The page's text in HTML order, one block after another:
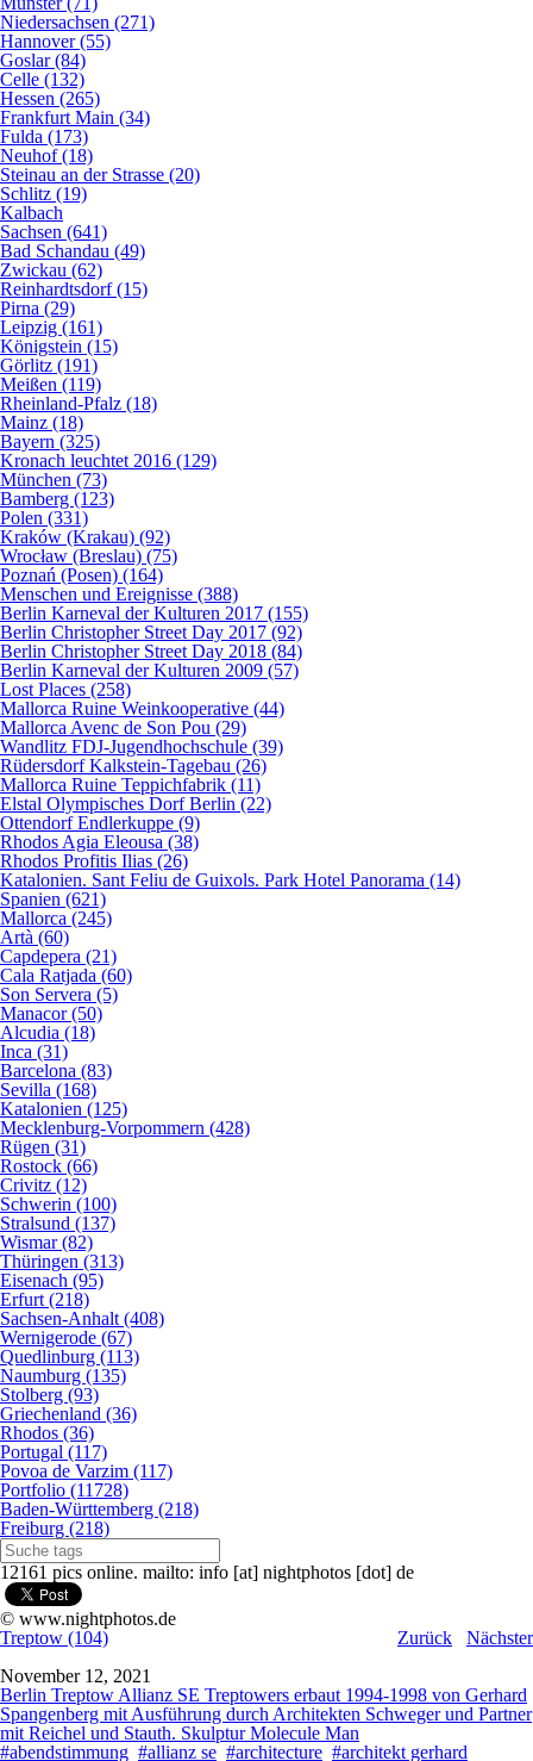
Niedersachsen (271)
Hannover (55)
Goslar (84)
Celle (132)
Hessen (265)
Frankfurt Main (34)
Fulda (173)
Neuhof (18)
Steinau an der Strasse (20)
Schlitz (19)
Kalbach
Sachsen (641)
Bad Schandau (49)
Zwickau (62)
Reinhardtsdorf (15)
Pirna (29)
Leipzig (161)
Königstein (15)
Görlitz (191)
Meißen (119)
Rheinland-Pfalz (18)
Mainz (18)
Bayern (325)
Kronach leuchtet 2016 (129)
München (73)
Bamberg (123)
Polen (331)
Kraków (Krakau) (92)
Wrocław (Breslau) (75)
Poznań (Posen) (164)
Menschen und Ereignisse (388)
Berlin Karneval der Kulturen 2017 (155)
Berlin Christopher Street Day 2017 (92)
Berlin Christopher Street Day 2018 (84)
Berlin Karneval der Kulturen 2009 (57)
Lost Places (258)
Mallorca Ruine Weinkooperative (44)
Mallorca Avenc de Son Pou (29)
Wandlitz FDJ-Jugendhochschule (39)
Rüdersdorf Kalkstein-Tagebau (26)
Mallorca Ruine Teppichfabrik (11)
Elstal Olympisches Dorf Berlin (22)
Ottendorf Endlerkuppe (9)
Rhodos Agia Eleousa (38)
Rhodos Profitis Ilias (26)
Katalonien. Sant Feliu de Guixols. Park Hotel Panorama (14)
Spanien (621)
Mallorca (245)
Artà (60)
Capdepera (21)
Cala Ratjada (60)
Son Servera (5)
Manacor (50)
Alcudia (18)
Inca (31)
Barcelona (83)
Sevilla (168)
Katalonien (125)
Mecklenburg-Vorpommern (428)
Rügen (31)
Rostock (66)
Crivitz (12)
Schwerin (100)
Stralsund (137)
Wismar (82)
Thüringen (313)
Eisenach (95)
Erfurt (218)
Sachsen-Anhalt (408)
Wernigerode (67)
Quedlinburg (113)
Naumburg (135)
Stolberg (93)
Griechenland (36)
Rhodos (36)
Portugal (117)
Povoa de Varzim (117)
Portfolio (11728)
Baden-Württemberg (218)
Freiburg (218)
12161 pics online. mailto: info [at] nightphotos [dot] de
© www.nightphotos.de
Zurück
Nächster
Treptow (104)
November 12, 2021
Berlin Treptow Allianz SE Treptowers erbaut 1994-1998 von Gerhard
Spangenberg mit Ausführung durch Architekten Schweger und Partner
mit Reichel und Stauth. Skulptur Molecule Man
#abendstimmung #allianz se #architecture #architekt gerhard